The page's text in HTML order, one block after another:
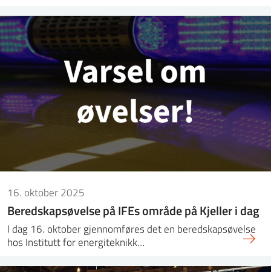
16. oktober 2025
Beredskapsøvelse på IFEs område på Kjeller i dag
I dag 16. oktober gjennomføres det en beredskapsøvelse
hos Institutt for energiteknikk…